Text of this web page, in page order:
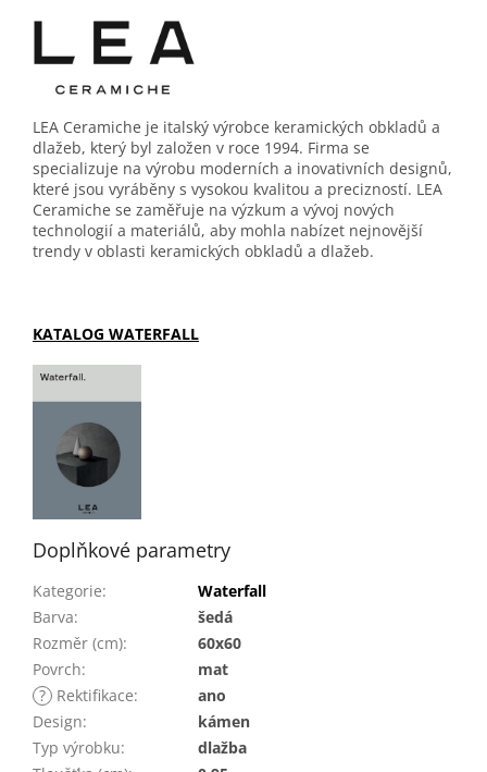
LEA Ceramiche je italský výrobce keramických obkladů a
dlažeb, který byl založen v roce 1994. Firma se
specializuje na výrobu moderních a inovativních designů,
které jsou vyráběny s vysokou kvalitou a precizností. LEA
Ceramiche se zaměřuje na výzkum a vývoj nových
technologií a materiálů, aby mohla nabízet nejnovější
trendy v oblasti keramických obkladů a dlažeb.
KATALOG WATERFALL
Doplňkové parametry
Kategorie:
Waterfall
Barva:
šedá
Rozměr (cm):
60x60
Povrch:
mat
? Rektifikace:
ano
Design:
kámen
Typ výrobku:
dlažba